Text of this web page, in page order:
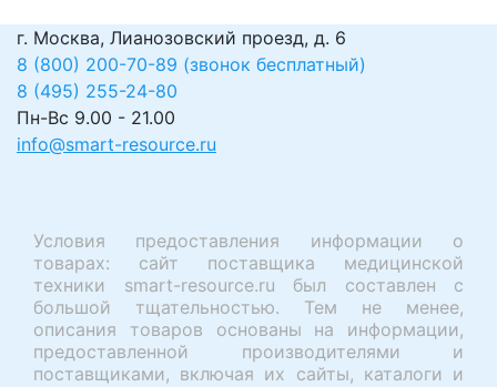
г. Москва, Лианозовский проезд, д. 6
8 (800) 200-70-89 (звонок бесплатный)
8 (495) 255-24-80
Пн-Вс 9.00 - 21.00
info@smart-resource.ru
Условия предоставления информации о
товарах: сайт поставщика медицинской
техники smart-resource.ru был составлен с
большой тщательностью. Тем не менее,
описания товаров основаны на информации,
предоставленной производителями и
поставщиками, включая их сайты, каталоги и